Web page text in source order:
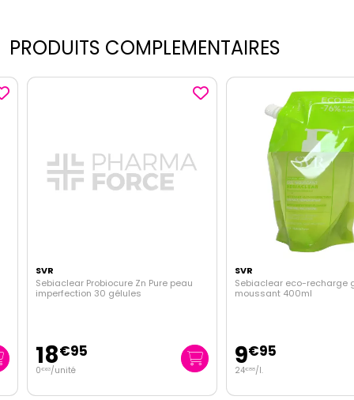
PRODUITS COMPLEMENTAIRES
SVR
Sebiaclear Probiocure Zn Pure peau
imperfection 30 gélules
18€95
/unité
SVR
Sebiaclear eco-recharge gel
moussant 400ml
€95
88/l.